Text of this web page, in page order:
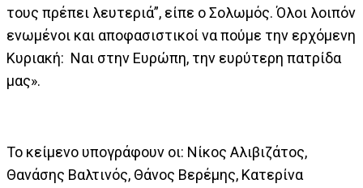
τους πρέπει λευτεριά”, είπε ο Σολωμός. Όλοι λοιπόν
ενωμένοι και αποφασιστικοί να πούμε την ερχόμενη
Κυριακή: Ναι στην Ευρώπη, την ευρύτερη πατρίδα
μας».
Το κείμενο υπογράφουν οι: Νίκος Αλιβιζάτος,
Θανάσης Βαλτινός, Θάνος Βερέμης, Κατερίνα